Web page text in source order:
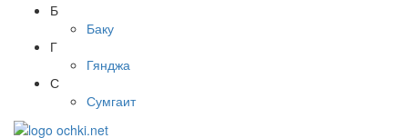
Б
Баку
Г
Гянджа
С
Сумгаит